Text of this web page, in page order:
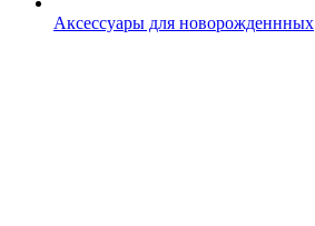
Аксессуары для новорожденнных